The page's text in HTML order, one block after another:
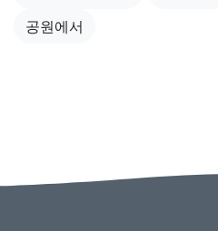
공원에서